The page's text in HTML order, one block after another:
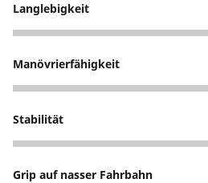
Langlebigkeit
4
Manövrierfähigkeit
4
Stabilität
4
Grip auf nasser Fahrbahn